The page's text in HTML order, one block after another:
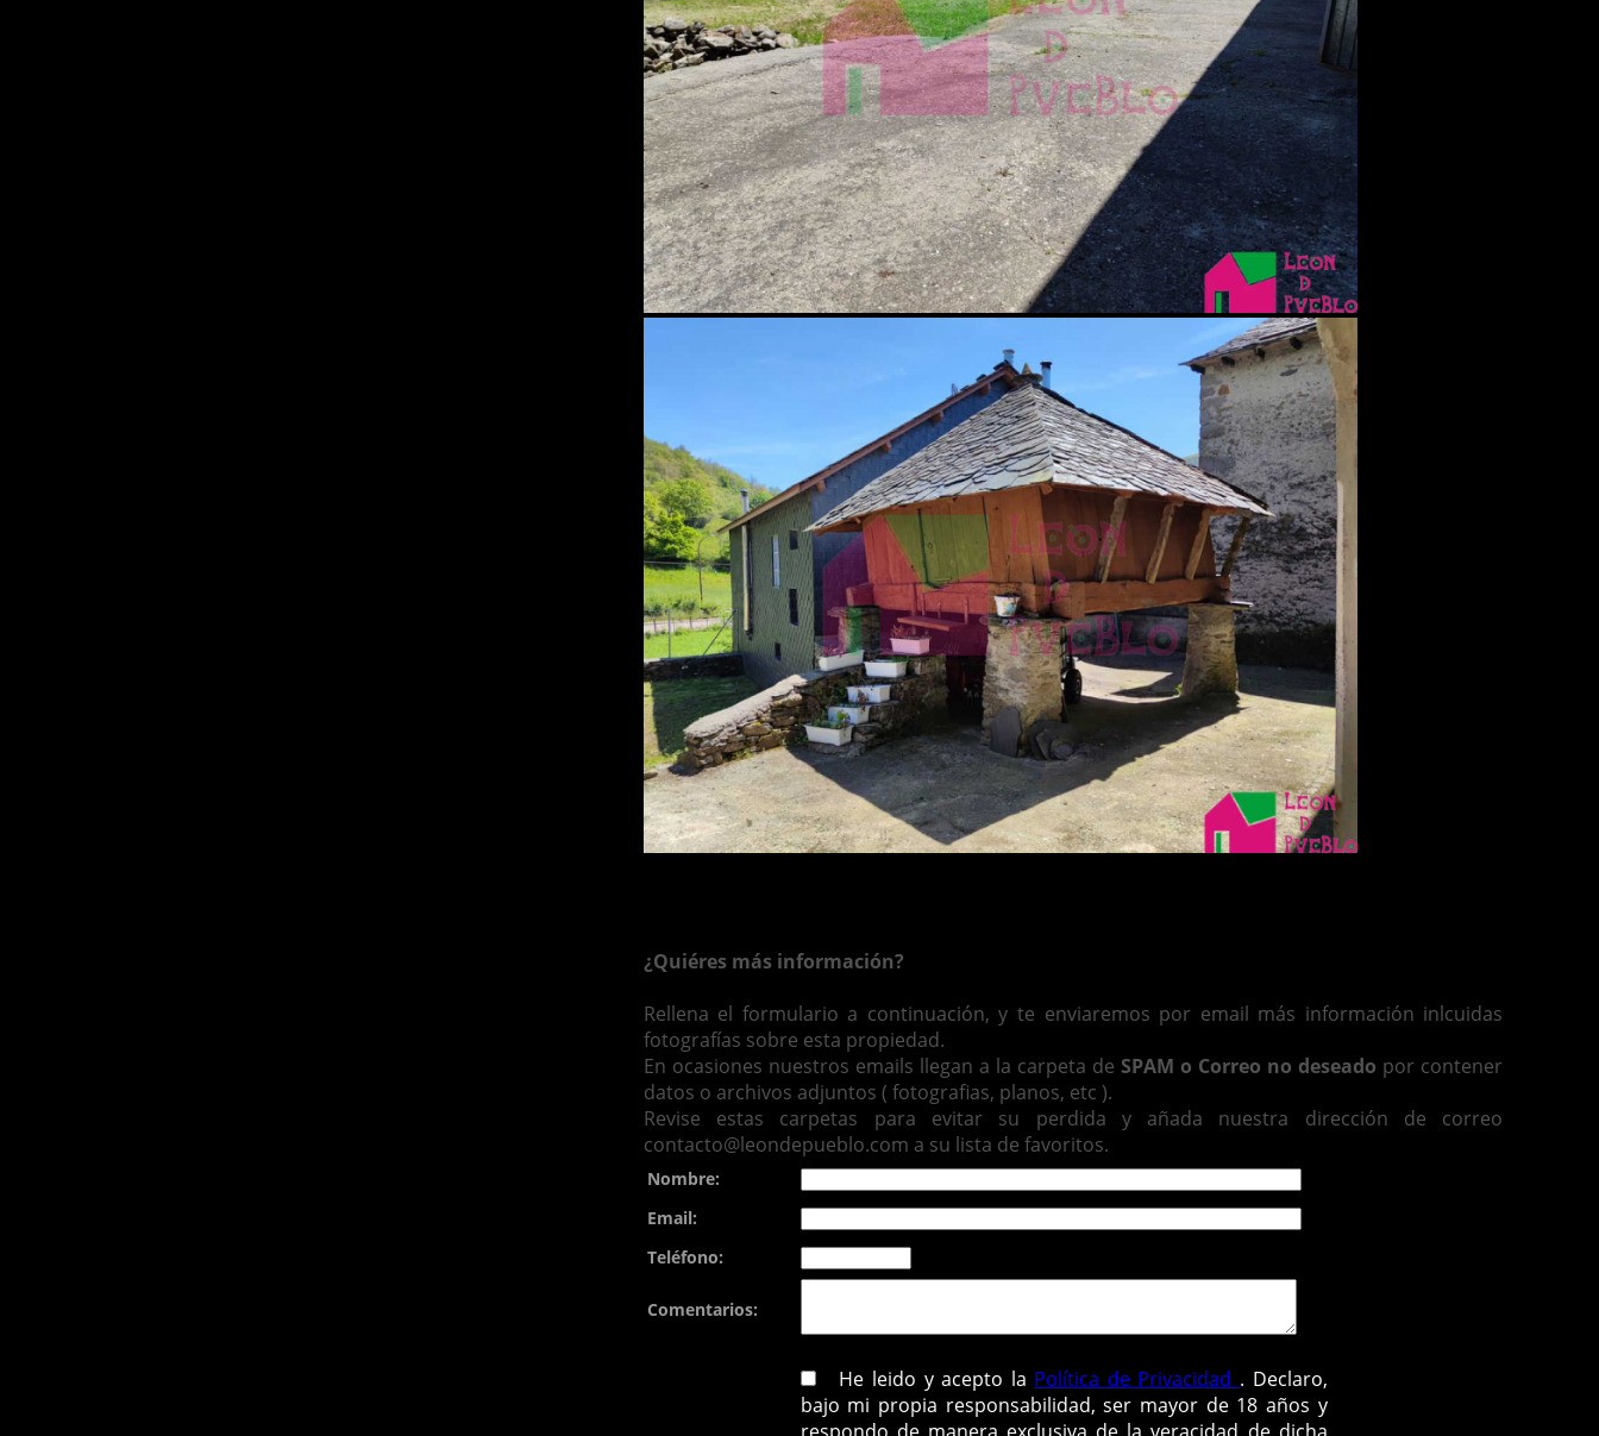
¿Quiéres más información?
Rellena el formulario a continuación, y te enviaremos por email más información inlcuidas
fotografías sobre esta propiedad.
En ocasiones nuestros emails llegan a la carpeta de SPAM o Correo no deseado por contener
datos o archivos adjuntos ( fotografias, planos, etc ).
Revise estas carpetas para evitar su perdida y añada nuestra dirección de correo
contacto@leondepueblo.com a su lista de favoritos.
Nombre:
Email:
Teléfono:
Comentarios:
He leido y acepto la Política de Privacidad . Declaro,
bajo mi propia responsabilidad, ser mayor de 18 años y